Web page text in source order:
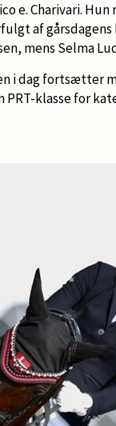
e. Charivari.
af
mens Selma
i dag fortsætter
PRT-klasse for